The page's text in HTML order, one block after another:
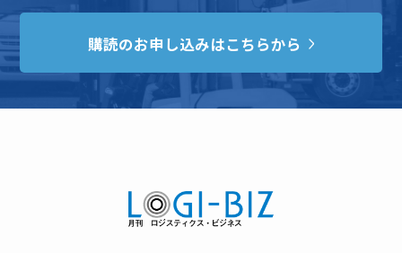
購読のお申し込みはこちらから